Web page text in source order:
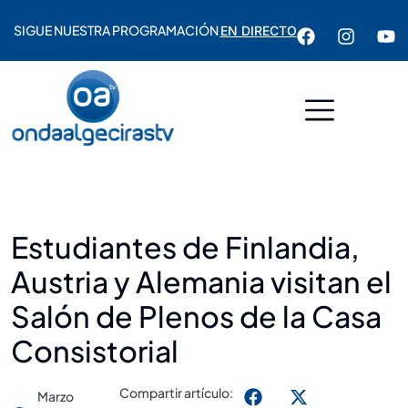
SIGUE NUESTRA PROGRAMACIÓNEN DIRECTO
Estudiantes de Finlandia,
Austria y Alemania visitan el
Salón de Plenos de la Casa
Consistorial
Marzo
Compartir artículo: